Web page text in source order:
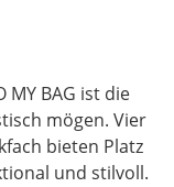
MY BAG ist die
mögen. Vier
bieten Platz
und stilvoll.